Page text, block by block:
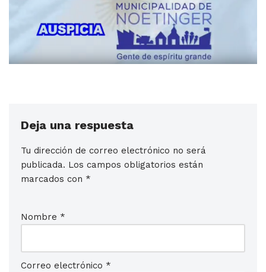
Deja una respuesta
Tu dirección de correo electrónico no será
publicada. Los campos obligatorios están
marcados con *
Nombre *
Correo electrónico *